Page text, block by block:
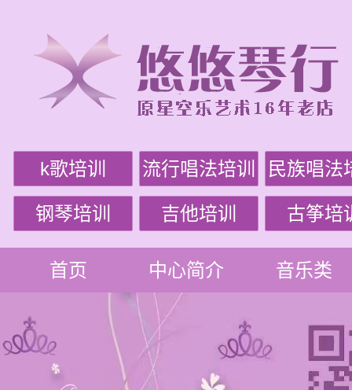
k歌培训 流行唱法培训 民族唱法
钢琴培训 吉他培训 古筝培
首页 中心简介 音乐类